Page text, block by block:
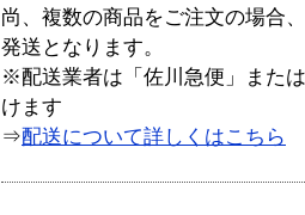
尚、複数の商品をご注文の場合
発送となります。
※配送業者は「佐川急便」また
けます
⇒配送について詳しくはこちら